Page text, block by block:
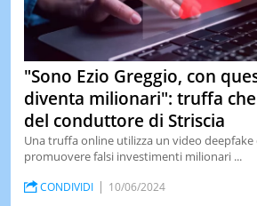
"Sono Ezio Greggio, con
diventa milionari": truffa
del conduttore di Striscia
Una truffa online utilizza un video deepfake
promuovere falsi investimenti milionari ...
CONDIVIDI 10/06/2024